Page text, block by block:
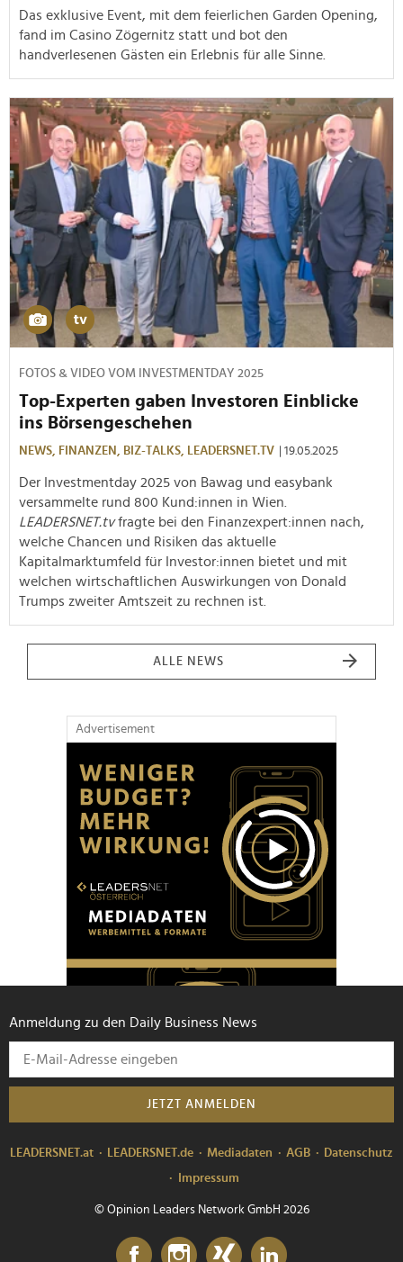
Das exklusive Event, mit dem feierlichen Garden Opening,
fand im Casino Zögernitz statt und bot den
handverlesenen Gästen ein Erlebnis für alle Sinne.
FOTOS & VIDEO VOM INVESTMENTDAY 2025
Top-Experten gaben Investoren Einblicke
ins Börsengeschehen
NEWS, FINANZEN, BIZ-TALKS, LEADERSNET.TV | 19.05.2025
Der Investmentday 2025 von Bawag und easybank
versammelte rund 800 Kund:innen in Wien.
LEADERSNET.tvfragte bei den Finanzexpert:innen nach,
welche Chancen und Risiken das aktuelle
Kapitalmarktumfeld für Investor:innen bietet und mit
welchen wirtschaftlichen Auswirkungen von Donald
Trumps zweiter Amtszeit zu rechnen ist.
ALLE NEWS
Advertisement
Anmeldung zu den Daily Business News
JETZT ANMELDEN
LEADERSNET.at LEADERSNET.de Mediadaten AGB
Datenschutz
Impressum
© Opinion Leaders Network GmbH 2026